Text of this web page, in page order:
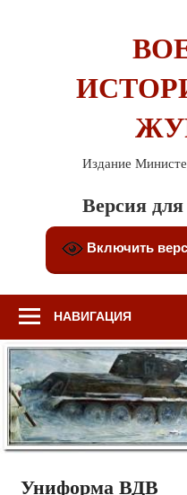
Издание
Версия
Включить
НАВИГАЦИЯ
Униформа ВДВ